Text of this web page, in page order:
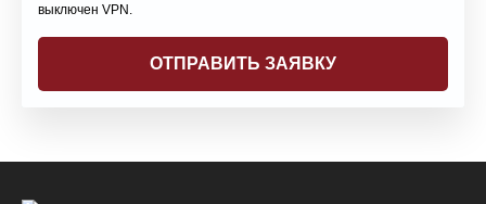
выключен VPN.